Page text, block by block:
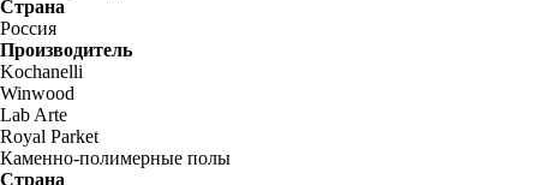
Страна
Россия
Производитель
Kochanelli
Winwood
Lab Arte
Royal Parket
Каменно-полимерные полы
Страна